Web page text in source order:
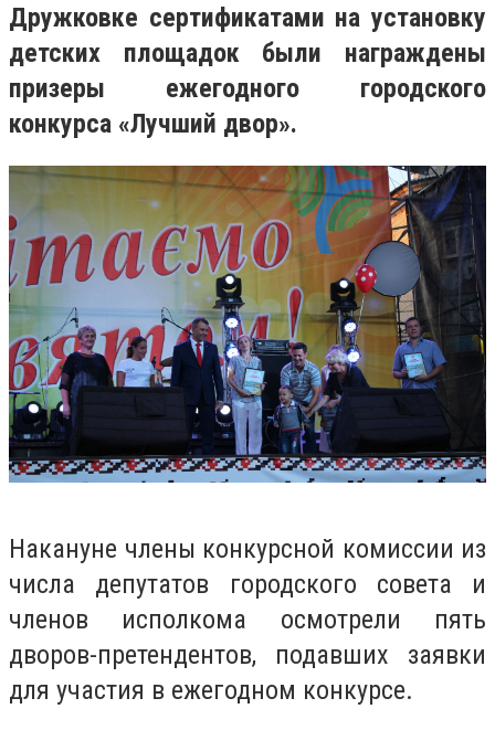
Дружковке сертификатами на установку
детских площадок были награждены
призеры ежегодного городского
конкурса «Лучший двор».
Накануне члены конкурсной комиссии из
числа депутатов городского совета и
членов исполкома осмотрели пять
дворов-претендентов, подавших заявки
для участия в ежегодном конкурсе.